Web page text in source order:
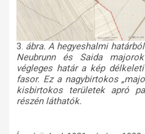
3. ábra. A hegyeshalmi
Neubrunn és Saida
végleges határ a kép
fasor. Ez a nagybirtokos
kisbirtokos területek apró
részén láthatók.